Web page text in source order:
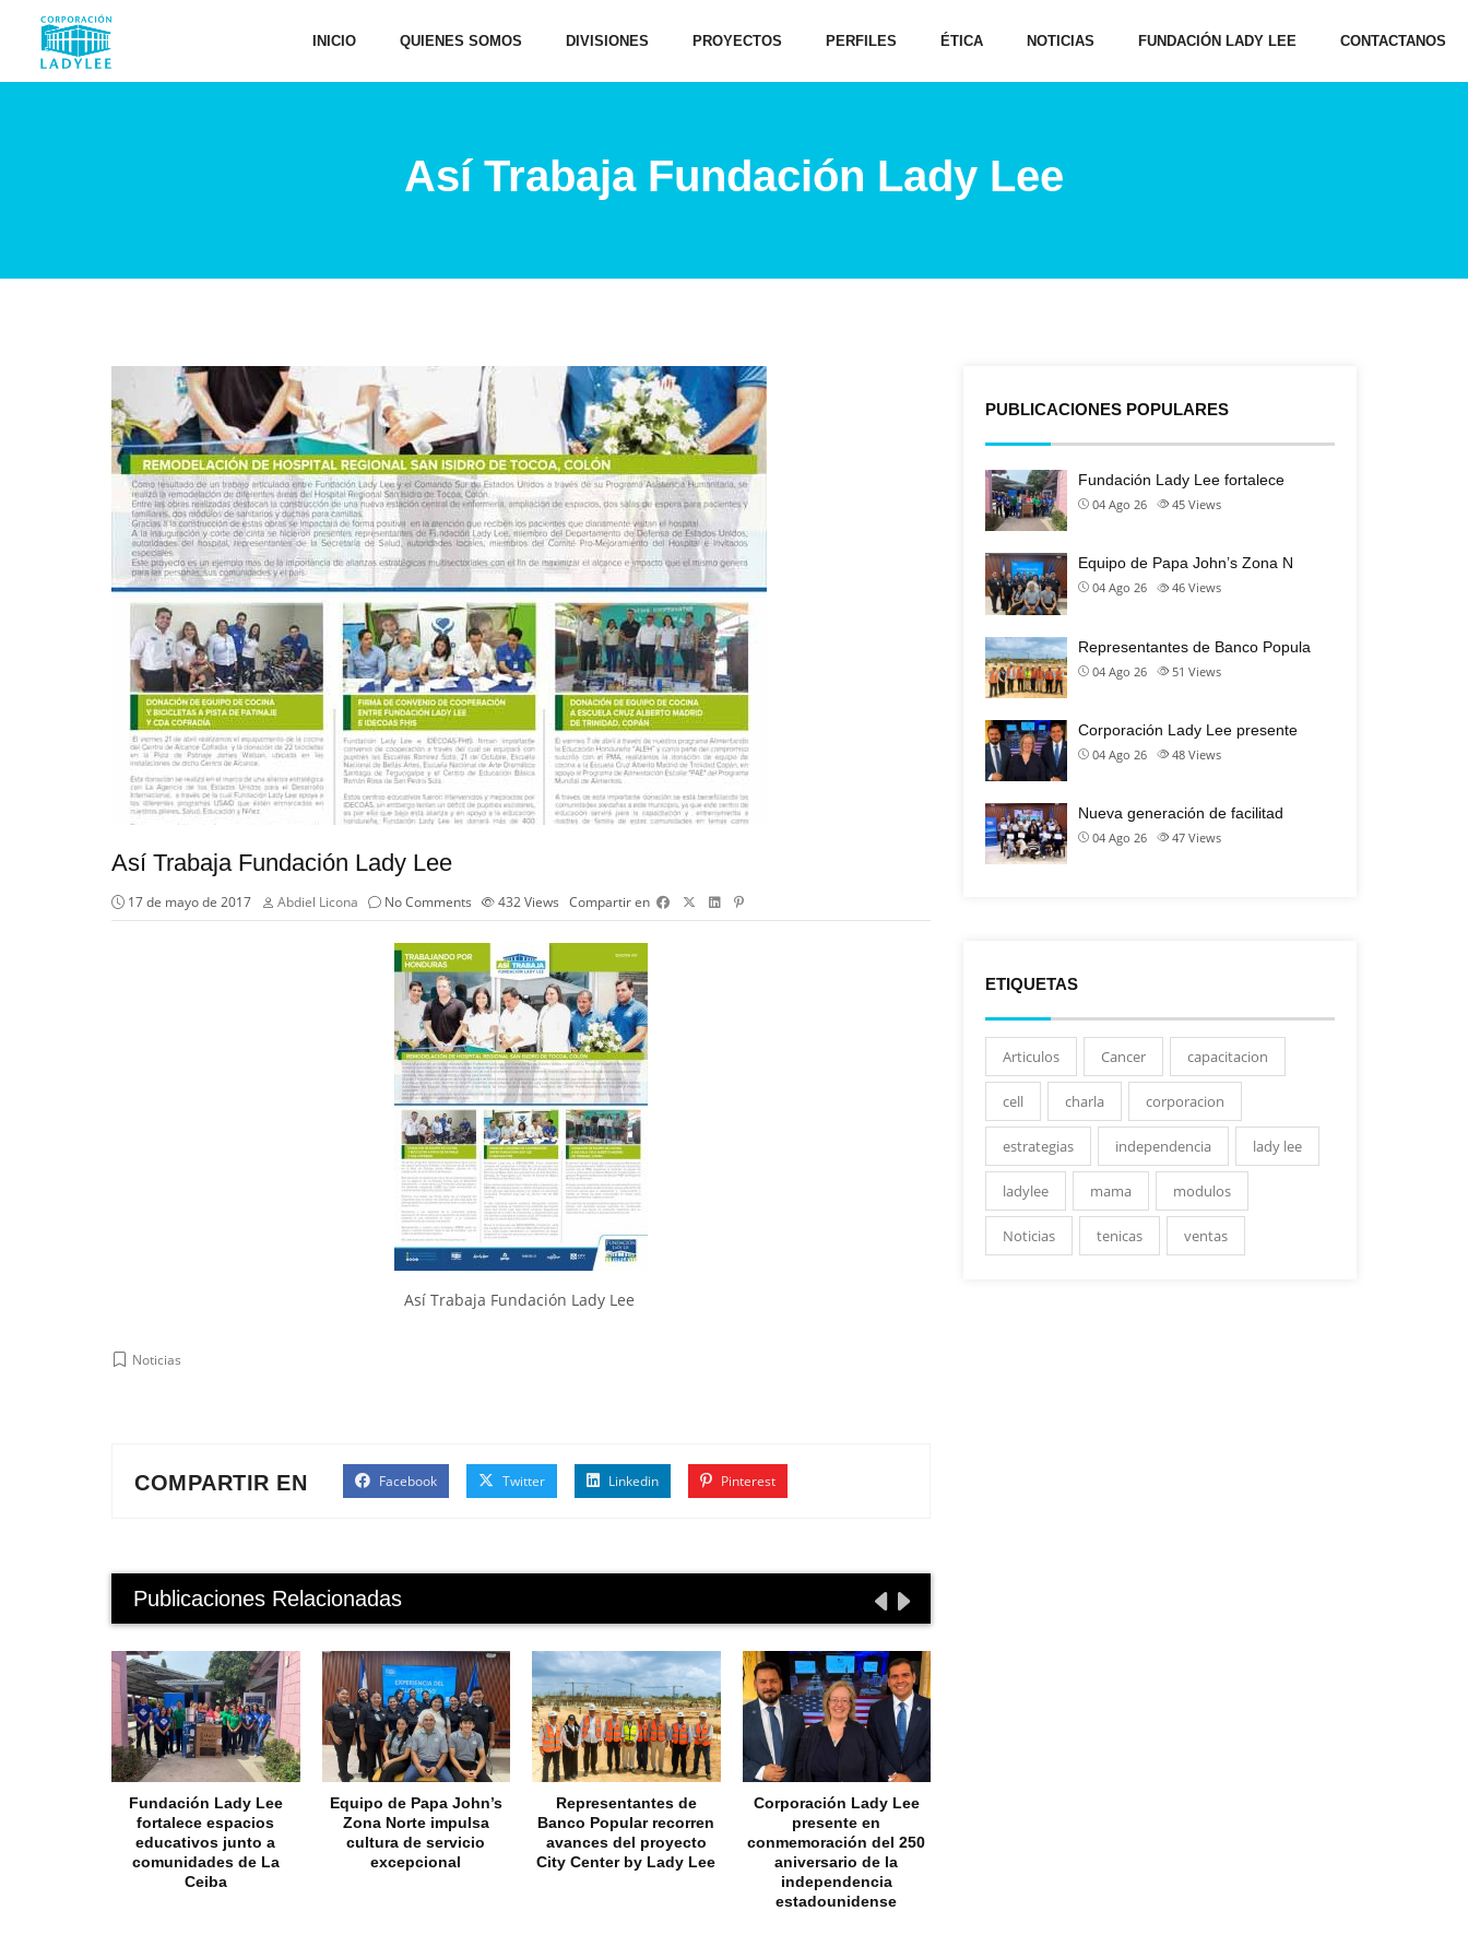
INICIO QUIENES SOMOS DIVISIONES PROYECTOS PERFILES ÉTICA NOTICIAS FUNDACIÓN LADY LEE CONTACTANOS
Así Trabaja Fundación Lady Lee
Así Trabaja Fundación Lady Lee
17 de mayo de 2017 Abdiel Licona No Comments 432Views Compartir en
Así Trabaja Fundación Lady Lee
Noticias
COMPARTIR EN Facebook Twitter Linkedin Pinterest
Publicaciones Relacionadas
Fundación Lady Lee
fortalece espacios
educativos junto a
comunidades de La
Ceiba
Equipo de Papa John’s
Zona Norte impulsa
cultura de servicio
excepcional
Representantes de
Banco Popular recorren
avances del proyecto
City Center by Lady Lee
Corporación Lady Lee
presente en
conmemoración del 250
aniversario de la
independencia
estadounidense
PUBLICACIONES POPULARES
Fundación Lady Lee fortalece
04 Ago 26 45 Views
Equipo de Papa John’s Zona N
04 Ago 26 46 Views
Representantes de Banco Popula
04 Ago 26 51 Views
Corporación Lady Lee presente
04 Ago 26 48 Views
Nueva generación de facilitad
04 Ago 26 47 Views
ETIQUETAS
Articulos Cancer capacitacion
cell charla corporacion
estrategias independencia lady lee
ladylee mama modulos
Noticias tenicas ventas